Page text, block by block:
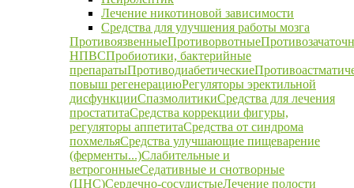
Лечение никотиновой зависимости
Средства для улучшения работы мозга
ПротивоязвенныеПротиворвотные
НПВСПробиотики, бактерийные
препаратыПротиводиабетические
повыш регенерациюРегуляторы эректильной
дисфункцииСпазмолитикиСредства для лечения
простатитаСредства коррекции фигуры,
регуляторы аппетитаСредства от синдрома
похмельяСредства улучшающие пищеварение
(ферменты...)Слабительные и
ветрогонныеСедативные и снотворные
(ЦНС)Сердечно-сосудистыеЛечение полости